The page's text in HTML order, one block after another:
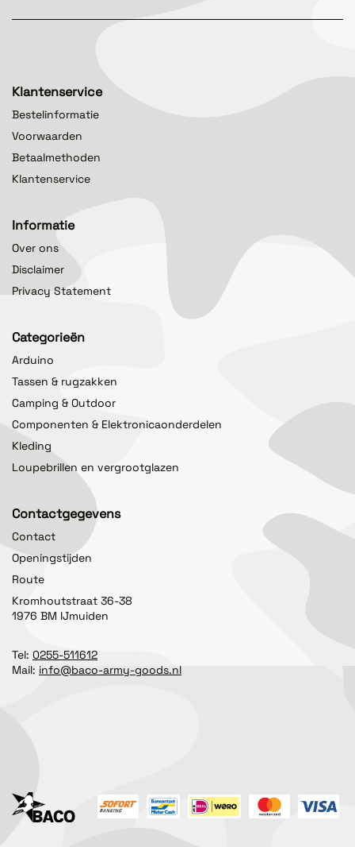
Klantenservice
Bestelinformatie
Voorwaarden
Betaalmethoden
Klantenservice
Informatie
Over ons
Disclaimer
Privacy Statement
Categorieën
Arduino
Tassen & rugzakken
Camping & Outdoor
Componenten & Elektronicaonderdelen
Kleding
Loupebrillen en vergrootglazen
Contactgegevens
Contact
Openingstijden
Route
Kromhoutstraat 36-38
1976 BM IJmuiden
Tel: 0255-511612
Mail: info@baco-army-goods.nl